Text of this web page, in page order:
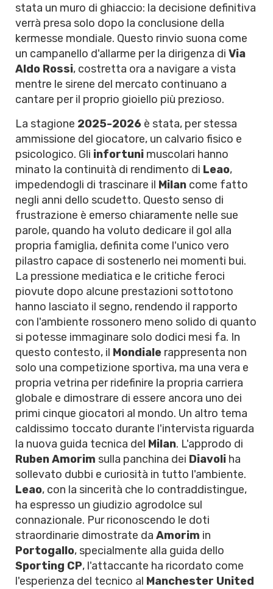
stata un muro di ghiaccio: la decisione definitiva
verrà presa solo dopo la conclusione della
kermesse mondiale. Questo rinvio suona come
un campanello d'allarme per la dirigenza di Via
Aldo Rossi, costretta ora a navigare a vista
mentre le sirene del mercato continuano a
cantare per il proprio gioiello più prezioso.
La stagione 2025-2026 è stata, per stessa
ammissione del giocatore, un calvario fisico e
psicologico. Gli infortuni muscolari hanno
minato la continuità di rendimento di Leao,
impedendogli di trascinare il Milan come fatto
negli anni dello scudetto. Questo senso di
frustrazione è emerso chiaramente nelle sue
parole, quando ha voluto dedicare il gol alla
propria famiglia, definita come l'unico vero
pilastro capace di sostenerlo nei momenti bui.
La pressione mediatica e le critiche feroci
piovute dopo alcune prestazioni sottotono
hanno lasciato il segno, rendendo il rapporto
con l'ambiente rossonero meno solido di quanto
si potesse immaginare solo dodici mesi fa. In
questo contesto, il Mondiale rappresenta non
solo una competizione sportiva, ma una vera e
propria vetrina per ridefinire la propria carriera
globale e dimostrare di essere ancora uno dei
primi cinque giocatori al mondo. Un altro tema
caldissimo toccato durante l'intervista riguarda
la nuova guida tecnica del Milan. L'approdo di
Ruben Amorim sulla panchina dei Diavoli ha
sollevato dubbi e curiosità in tutto l'ambiente.
Leao, con la sincerità che lo contraddistingue,
ha espresso un giudizio agrodolce sul
connazionale. Pur riconoscendo le doti
straordinarie dimostrate da Amorim in
Portogallo, specialmente alla guida dello
Sporting CP, l'attaccante ha ricordato come
l'esperienza del tecnico al Manchester United